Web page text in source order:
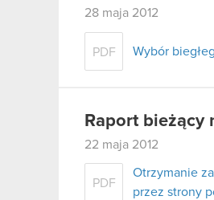
28 maja 2012
PDF Wybór
Raport bieżący
22 maja 2012
PDF
Otrzymanie
przez strony